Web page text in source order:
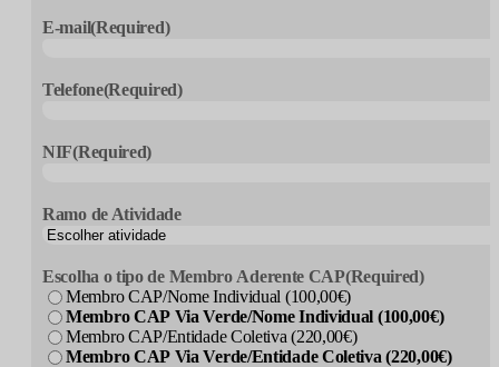
E-mail(Required)
Telefone(Required)
NIF(Required)
Ramo de Atividade
Escolha o tipo de Membro Aderente CAP(Required)
Membro CAP/Nome Individual (100,00€)
Membro CAP Via Verde/Nome Individual (100,00€)
Membro CAP/Entidade Coletiva (220,00€)
Membro CAP Via Verde/Entidade Coletiva (220,00€)